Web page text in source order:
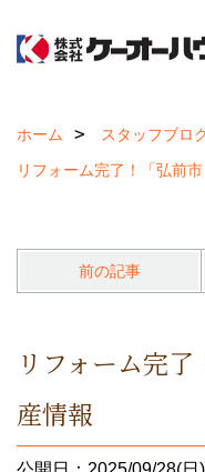
ホーム
スタッフブロ
リフォーム完了！「弘前
前の記事
リフォーム完
産情報